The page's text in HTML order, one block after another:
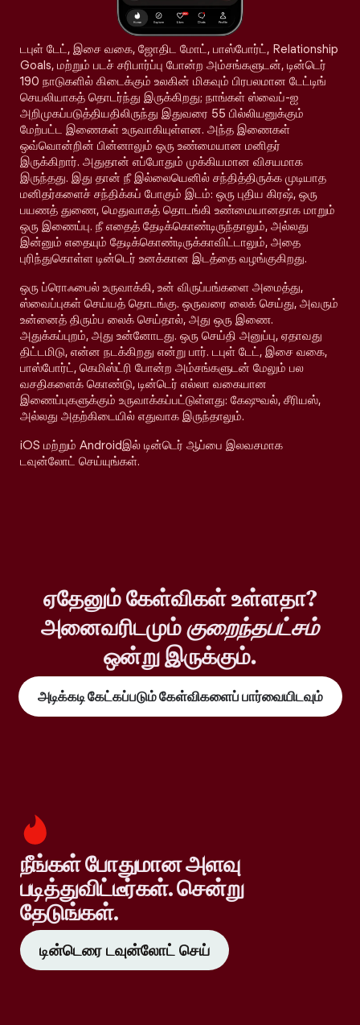
டபுள் டேட், இசை வகை, ஜோதிட மோட், பாஸ்போர்ட், Relationship
Goals, மற்றும் படச் சரிபார்ப்பு போன்ற அம்சங்களுடன், டின்டெர்
190 நாடுகளில் கிடைக்கும் உலகின் மிகவும் பிரபலமான டேட்டிங்
செயலியாகத் தொடர்ந்து இருக்கிறது; நாங்கள் ஸ்வைப்-ஐ
அறிமுகப்படுத்தியதிலிருந்து இதுவரை 55 பில்லியனுக்கும்
மேற்பட்ட இணைகள் உருவாகியுள்ளன. அந்த இணைகள்
ஒவ்வொன்றின் பின்னாலும் ஒரு உண்மையான மனிதர்
இருக்கிறார். அதுதான் எப்போதும் முக்கியமான விசயமாக
இருந்தது. இது தான் நீ இல்லையெனில் சந்தித்திருக்க முடியாத
மனிதர்களைச் சந்திக்கப் போகும் இடம்: ஒரு புதிய கிரஷ், ஒரு
பயணத் துணை, மெதுவாகத் தொடங்கி உண்மையானதாக மாறும்
ஒரு இணைப்பு. நீ எதைத் தேடிக்கொண்டிருந்தாலும், அல்லது
இன்னும் எதையும் தேடிக்கொண்டிருக்காவிட்டாலும், அதை
புரிந்துகொள்ள டின்டெர் உனக்கான இடத்தை வழங்குகிறது.
ஒரு ப்ரொஃபைல் உருவாக்கி, உன் விருப்பங்களை அமைத்து,
ஸ்வைப்புகள் செய்யத் தொடங்கு. ஒருவரை லைக் செய்து, அவரும்
உன்னைத் திரும்ப லைக் செய்தால், அது ஒரு இணை.
அதுக்கப்புறம், அது உன்னோடது. ஒரு செய்தி அனுப்பு, ஏதாவது
திட்டமிடு, என்ன நடக்கிறது என்று பார். டபுள் டேட், இசை வகை,
பாஸ்போர்ட், கெமிஸ்ட்ரி போன்ற அம்சங்களுடன் மேலும் பல
வசதிகளைக் கொண்டு, டின்டெர் எல்லா வகையான
இணைப்புகளுக்கும் உருவாக்கப்பட்டுள்ளது: கேஷுவல், சீரியஸ்,
அல்லது அதற்கிடையில் எதுவாக இருந்தாலும்.
iOS மற்றும் Androidஇல் டின்டெர் ஆப்பை இலவசமாக
டவுன்லோட் செய்யுங்கள்.
ஏதேனும் கேள்விகள் உள்ளதா?
அனைவரிடமும்குறைந்தபட்சம்
ஒன்று இருக்கும்.
அடிக்கடி கேட்கப்படும் கேள்விகளைப் பார்வையிடவும்
நீங்கள் போதுமான அளவு
படித்துவிட்டீர்கள். சென்று
தேடுங்கள்.
டின்டெரை டவுன்லோட் செய்